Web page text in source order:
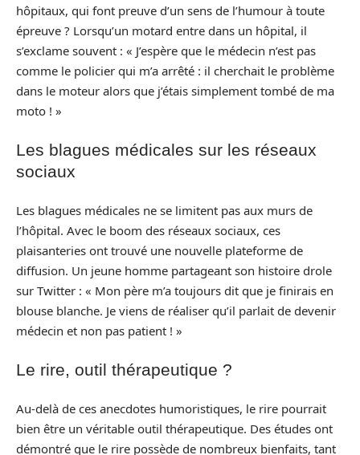
hôpitaux, qui font preuve d’un sens de l’humour à toute
épreuve ? Lorsqu’un motard entre dans un hôpital, il
s’exclame souvent : « J’espère que le médecin n’est pas
comme le policier qui m’a arrêté : il cherchait le problème
dans le moteur alors que j’étais simplement tombé de ma
moto ! »
Les blagues médicales sur les réseaux
sociaux
Les blagues médicales ne se limitent pas aux murs de
l’hôpital. Avec le boom des réseaux sociaux, ces
plaisanteries ont trouvé une nouvelle plateforme de
diffusion. Un jeune homme partageant son histoire drole
sur Twitter : « Mon père m’a toujours dit que je finirais en
blouse blanche. Je viens de réaliser qu’il parlait de devenir
médecin et non pas patient ! »
Le rire, outil thérapeutique ?
Au-delà de ces anecdotes humoristiques, le rire pourrait
bien être un véritable outil thérapeutique. Des études ont
démontré que le rire possède de nombreux bienfaits, tant